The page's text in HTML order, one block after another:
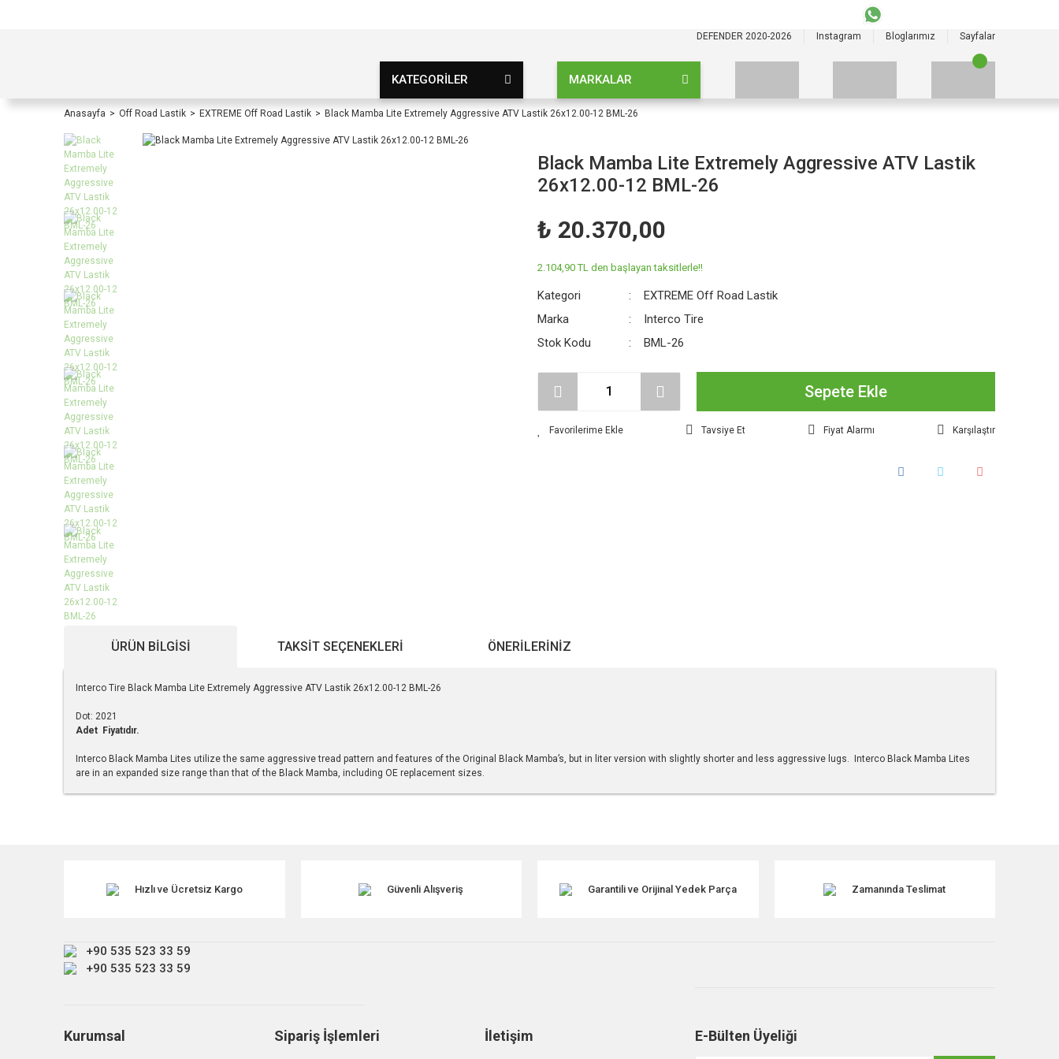
DEFENDER 2020-2026 Instagram Bloglarımız Sayfalar
KATEGORİLER MARKALAR
Anasayfa Off Road Lastik EXTREME Off Road Lastik Black Mamba Lite Extremely Aggressive ATV Lastik 26x12.00-12 BML-26
Black Mamba Lite Extremely Aggressive ATV Lastik
26x12.00-12 BML-26
₺ 20.370,00
2.104,90 TL den başlayan taksitlerle!!
Kategori
EXTREME Off Road Lastik
Marka
Interco Tire
Stok Kodu
BML-26
Sepete Ekle
Tavsiye Et Fiyat Alarmı Karşılaştır
ÜRÜN BILGISI TAKSIT SEÇENEKLERI ÖNERILERINIZ
Interco Tire Black Mamba Lite Extremely Aggressive ATV Lastik 26x12.00-12 BML-26
Dot: 2021
Adet Fiyatıdır.
Interco Black Mamba Lites utilize the same aggressive tread pattern and features of the Original Black Mamba’s, but in liter version with slightly shorter and less aggressive lugs. Interco Black Mamba Lites
are in an expanded size range than that of the Black Mamba, including OE replacement sizes.
Ürün açıklamasında eksik bilgiler bulunuyor.
Bu ürüne benzer farklı alternatifler olmalı.
Hızlı ve Ücretsiz Kargo Güvenli Alışveriş Garantili ve Orijinal Yedek Parça Zamanında Teslimat
+90 535 523 33 59
+90 535 523 33 59
Kurumsal Sipariş İşlemleri İletişim E-Bülten Üyeliği